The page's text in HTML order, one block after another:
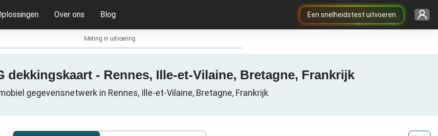
Een snelheidstest uitvoeren
Over ons Blog
Meting in uitvoering
dekkingskaart - Rennes, Ille-et-Vilaine, Bretagne, Frankrijk
gegevensnetwerk in Rennes, Ille-et-Vilaine, Bretagne, Frankrijk